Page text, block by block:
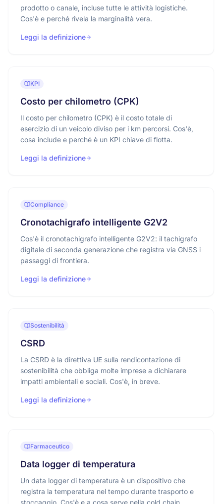
prodotto o canale, incluse tutte le attività logistiche.
Cos'è e perché rivela la marginalità vera.
Leggi la definizione
KPI
Costo per chilometro (CPK)
Il costo per chilometro (CPK) è il costo totale di
esercizio di un veicolo diviso per i km percorsi. Cos'è,
cosa include e perché è un KPI chiave di flotta.
Leggi la definizione
Compliance
Cronotachigrafo intelligente G2V2
Cos'è il cronotachigrafo intelligente G2V2: il tachigrafo
digitale di seconda generazione che registra via GNSS i
passaggi di frontiera.
Leggi la definizione
Sostenibilità
CSRD
La CSRD è la direttiva UE sulla rendicontazione di
sostenibilità che obbliga molte imprese a dichiarare
impatti ambientali e sociali. Cos'è, in breve.
Leggi la definizione
Farmaceutico
Data logger di temperatura
Un data logger di temperatura è un dispositivo che
registra la temperatura nel tempo durante trasporto e
stoccaggio. Cos'è e a cosa serve nella cold chain.